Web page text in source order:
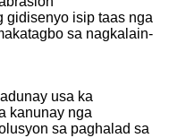
gidisenyo isip taas nga
sa nagkalain-
usa ka
kanunay nga
sa paghalad sa